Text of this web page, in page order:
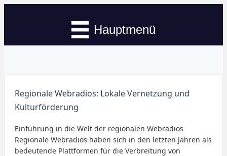
Hauptmenü
Regionale Webradios: Lokale Vernetzung und
Kulturförderung
Einführung in die Welt der regionalen Webradios
Regionale Webradios haben sich in den letzten Jahren als
bedeutende Plattformen für die Verbreitung von